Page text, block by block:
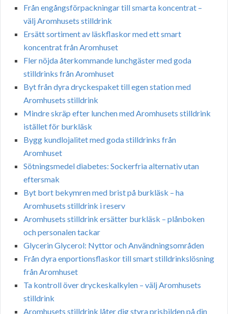
Från engångsförpackningar till smarta koncentrat –
välj Aromhusets stilldrink
Ersätt sortiment av läskflaskor med ett smart
koncentrat från Aromhuset
Fler nöjda återkommande lunchgäster med goda
stilldrinks från Aromhuset
Byt från dyra dryckespaket till egen station med
Aromhusets stilldrink
Mindre skräp efter lunchen med Aromhusets stilldrink
istället för burkläsk
Bygg kundlojalitet med goda stilldrinks från
Aromhuset
Sötningsmedel diabetes: Sockerfria alternativ utan
eftersmak
Byt bort bekymren med brist på burkläsk – ha
Aromhusets stilldrink i reserv
Aromhusets stilldrink ersätter burkläsk – plånboken
och personalen tackar
Glycerin Glycerol: Nyttor och Användningsområden
Från dyra enportionsflaskor till smart stilldrinkslösning
från Aromhuset
Ta kontroll över dryckeskalkylen – välj Aromhusets
stilldrink
Aromhusets stilldrink låter dig styra prisbilden på din